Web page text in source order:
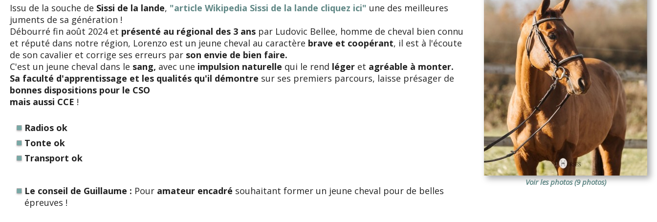
Voir les photos (9 photos)
Issu de la souche de Sissi de la lande, "article Wikipedia Sissi de la lande cliquez ici" une des meilleures
juments de sa génération !
Débourré fin août 2024 et présenté au régional des 3 ans par Ludovic Bellee, homme de cheval bien connu
et réputé dans notre région, Lorenzo est un jeune cheval au caractère brave et coopérant, il est à l'écoute
de son cavalier et corrige ses erreurs par son envie de bien faire.
C'est un jeune cheval dans le sang, avec une impulsion naturelle qui le rend léger et agréable à monter.
Sa faculté d'apprentissage et les qualités qu'il démontre sur ses premiers parcours, laisse présager de
bonnes dispositions pour le CSO
mais aussi CCE !
Radios ok
Tonte ok
Transport ok
Le conseil de Guillaume : Pour amateur encadré souhaitant former un jeune cheval pour de belles
épreuves !